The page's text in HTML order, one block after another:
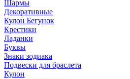
Шармы
Декоративные
Кулон Бегунок
Крестики
Ладанки
Буквы
Знаки зодиака
Подвески для браслета
Кулон